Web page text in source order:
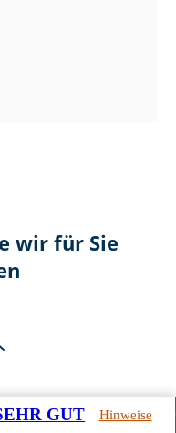
wir für Sie
GUT Hinweise